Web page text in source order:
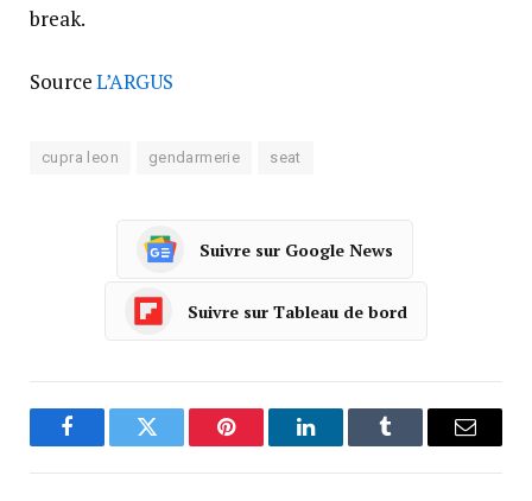
break.
SourceL’ARGUS
cupra leon gendarmerie seat
Suivre sur Google News
Suivre sur Tableau de bord
FacebookTwitter Pinterest LinkedInTumblr